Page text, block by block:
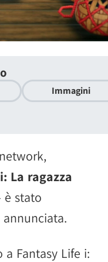
Immagini
La ragazza
è stato
Fantasy Life i: